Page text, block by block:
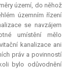
území, do něhož
územním řízení
se navzájem
umístění mělo
kanalizace ani
práv a povinností
bylo odůvodnění